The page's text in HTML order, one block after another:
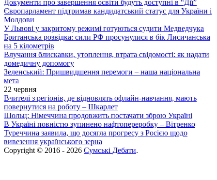
Документи про завершення освіти будуть доступні в “Дії”
Європарламент підтримав кандидатський статус для України і
Молдови
У Львові у закритому режимі готуються судити Медведчука
Британська розвідка: сили РФ просунулися в бік Лисичанська
на 5 кілометрів
Влучання блискавки, утоплення, втрата свідомості: як надати
домедичну допомогу
Зеленський: Пришвидшення перемоги – наша національна
мета
22 червня
Вчителі з регіонів, де відновлять офлайн-навчання, мають
повернутися на роботу – Шкарлет
Шольц: Німеччина продовжить постачати зброю Україні
В Україні повністю зупинено нафтопереробку – Вітренко
Туреччина заявила, що досягла прогресу з Росією щодо
вивезення українського зерна
Copyright © 2016 - 2026 Сумські Дебати.